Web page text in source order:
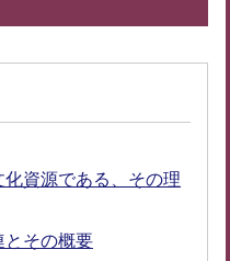
資源である、その理
とその概要